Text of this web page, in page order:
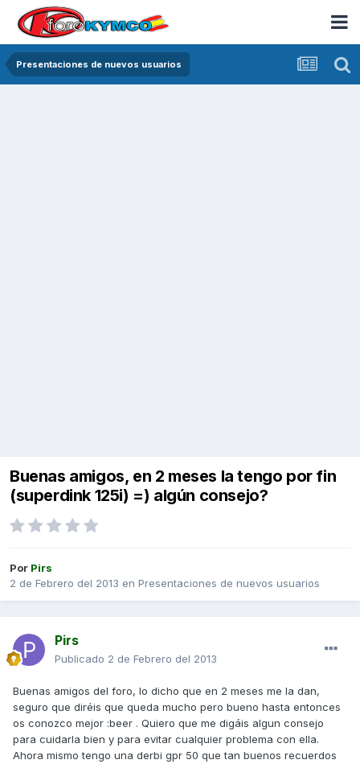
Presentaciones de nuevos usuarios
Buenas amigos, en 2 meses la tengo por fin
(superdink 125i) =) algún consejo?
Por Pirs
2 de Febrero del 2013 en Presentaciones de nuevos usuarios
Pirs
Publicado 2 de Febrero del 2013
Buenas amigos del foro, lo dicho que en 2 meses me la dan,
seguro que diréis que queda mucho pero bueno hasta entonces
os conozco mejor :beer . Quiero que me digáis algun consejo
para cuidarla bien y para evitar cualquier problema con ella.
Ahora mismo tengo una derbi gpr 50 que tan buenos recuerdos